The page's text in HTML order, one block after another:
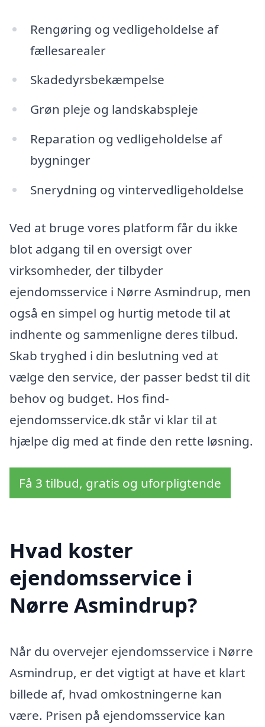
Rengøring og vedligeholdelse af
fællesarealer
Skadedyrsbekæmpelse
Grøn pleje og landskabspleje
Reparation og vedligeholdelse af
bygninger
Snerydning og vintervedligeholdelse
Ved at bruge vores platform får du ikke
blot adgang til en oversigt over
virksomheder, der tilbyder
ejendomsservice i Nørre Asmindrup, men
også en simpel og hurtig metode til at
indhente og sammenligne deres tilbud.
Skab tryghed i din beslutning ved at
vælge den service, der passer bedst til dit
behov og budget. Hos find-
ejendomsservice.dk står vi klar til at
hjælpe dig med at finde den rette løsning.
Få 3 tilbud, gratis og uforpligtende
Hvad koster
ejendomsservice i
Nørre Asmindrup?
Når du overvejer ejendomsservice i Nørre
Asmindrup, er det vigtigt at have et klart
billede af, hvad omkostningerne kan
være. Prisen på ejendomsservice kan